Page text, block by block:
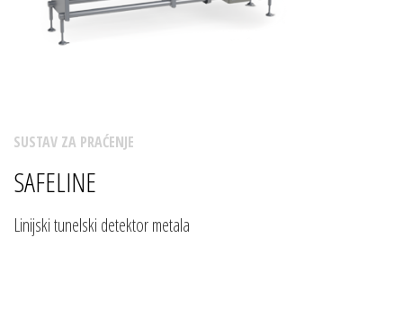
SUSTAV ZA PRAĆENJE
SAFELINE
Linijski tunelski detektor metala